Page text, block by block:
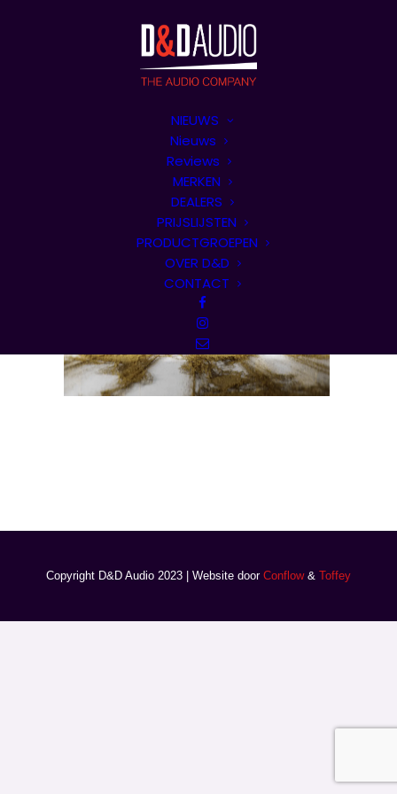
NIEUWS
Nieuws
Reviews
MERKEN
DEALERS
PRIJSLIJSTEN
PRODUCTGROEPEN
OVER D&D
CONTACT
Copyright D&D Audio 2023 | Website door Conflow& Toffey